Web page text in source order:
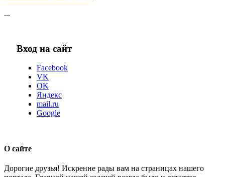
...
Вход на сайт
Facebook
VK
OK
Яндекс
mail.ru
Google
О сайте
Дорогие друзья! Искренне рады вам на страницах нашего